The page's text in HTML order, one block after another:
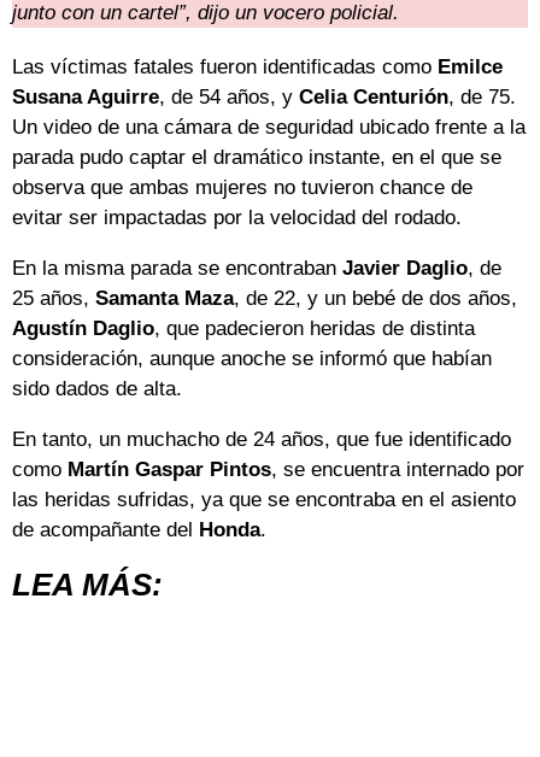
junto con un cartel”, dijo un vocero policial.
Las víctimas fatales fueron identificadas como Emilce
Susana Aguirre, de 54 años, y Celia Centurión, de 75.
Un video de una cámara de seguridad ubicado frente a la
parada pudo captar el dramático instante, en el que se
observa que ambas mujeres no tuvieron chance de
evitar ser impactadas por la velocidad del rodado.
En la misma parada se encontraban Javier Daglio, de
25 años, Samanta Maza, de 22, y un bebé de dos años,
Agustín Daglio, que padecieron heridas de distinta
consideración, aunque anoche se informó que habían
sido dados de alta.
En tanto, un muchacho de 24 años, que fue identificado
como Martín Gaspar Pintos, se encuentra internado por
las heridas sufridas, ya que se encontraba en el asiento
de acompañante del Honda.
LEA MÁS: